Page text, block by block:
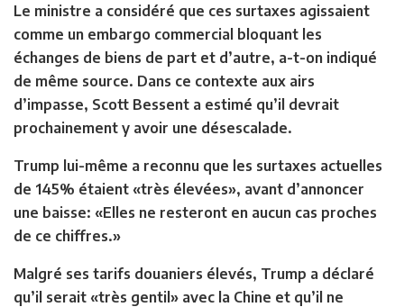
Le ministre a considéré que ces surtaxes agissaient
comme un embargo commercial bloquant les
échanges de biens de part et d’autre, a-t-on indiqué
de même source. Dans ce contexte aux airs
d’impasse, Scott Bessent a estimé qu’il devrait
prochainement y avoir une désescalade.
Trump lui-même a reconnu que les surtaxes actuelles
de 145% étaient «très élevées», avant d’annoncer
une baisse: «Elles ne resteront en aucun cas proches
de ce chiffres.»
Malgré ses tarifs douaniers élevés, Trump a déclaré
qu’il serait «très gentil» avec la Chine et qu’il ne